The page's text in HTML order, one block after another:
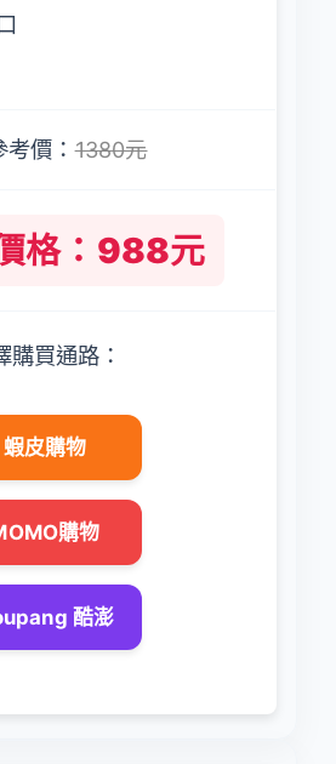
考價：1380元
格：988元
購買通路：
蝦皮購物
購物
酷澎